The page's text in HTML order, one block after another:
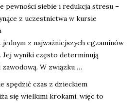
pewności siebie i redukcja stresu –
z uczestnictwa w kursie
z najważniejszych egzaminów
Jej wyniki często determinują
zawodową. W związku …
spędzić czas z dzieckiem
się wielkimi krokami, więc to